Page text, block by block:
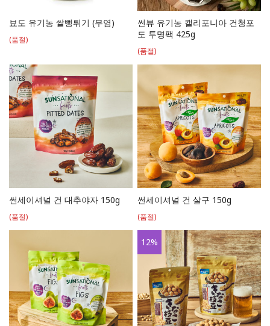
뵤도 유기농 쌀뻥튀기 (무염)
(품절)
썬뷰 유기농 캘리포니아 건청포
도 투명팩 425g
(품절)
썬세이셔널 건 대추야자 150g
(품절)
썬세이셔널 건 살구 150g
(품절)
12%